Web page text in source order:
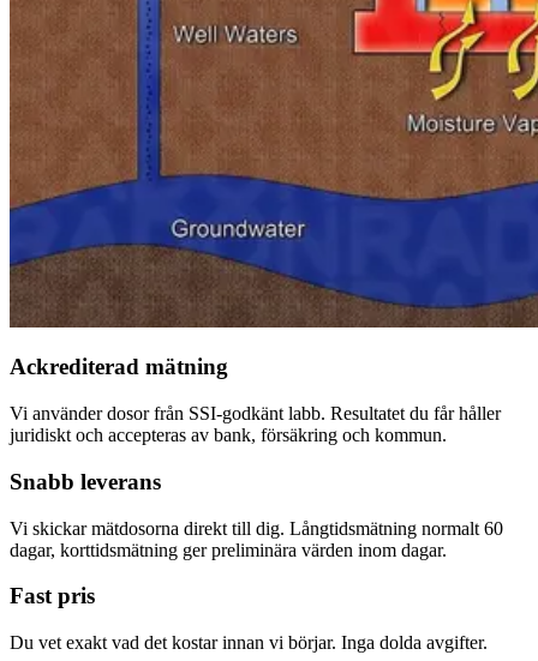
Ackrediterad mätning
Vi använder dosor från SSI-godkänt labb. Resultatet du får håller
juridiskt och accepteras av bank, försäkring och kommun.
Snabb leverans
Vi skickar mätdosorna direkt till dig. Långtidsmätning normalt 60
dagar, korttidsmätning ger preliminära värden inom dagar.
Fast pris
Du vet exakt vad det kostar innan vi börjar. Inga dolda avgifter.